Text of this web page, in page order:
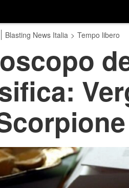
Blasting News Italia > Tempo libero